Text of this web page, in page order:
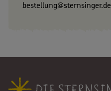
bestellung@sternsinger.de
Fußbereich